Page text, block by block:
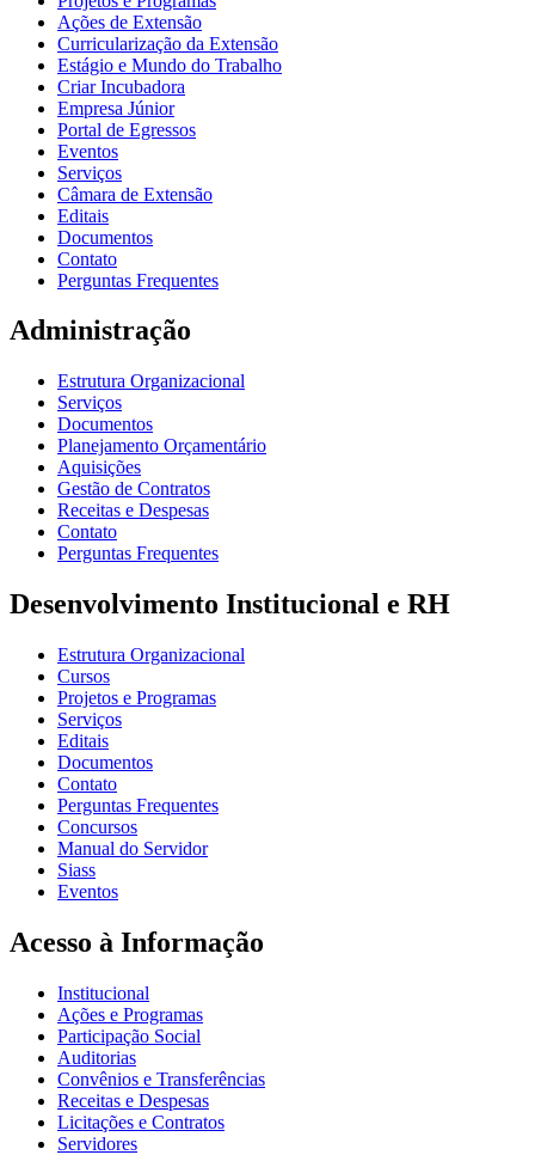
Ações de Extensão
Curricularização da Extensão
Estágio e Mundo do Trabalho
Criar Incubadora
Empresa Júnior
Portal de Egressos
Eventos
Serviços
Câmara de Extensão
Editais
Documentos
Contato
Perguntas Frequentes
Administração
Estrutura Organizacional
Serviços
Documentos
Planejamento Orçamentário
Aquisições
Gestão de Contratos
Receitas e Despesas
Contato
Perguntas Frequentes
Desenvolvimento Institucional e RH
Estrutura Organizacional
Cursos
Projetos e Programas
Serviços
Editais
Documentos
Contato
Perguntas Frequentes
Concursos
Manual do Servidor
Siass
Eventos
Acesso à Informação
Institucional
Ações e Programas
Participação Social
Auditorias
Convênios e Transferências
Receitas e Despesas
Licitações e Contratos
Servidores